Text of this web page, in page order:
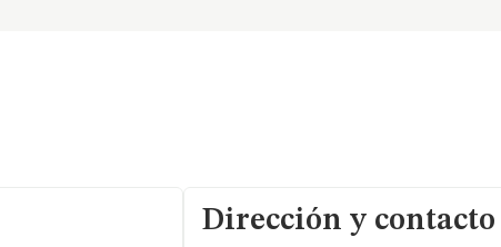
Dirección y contacto